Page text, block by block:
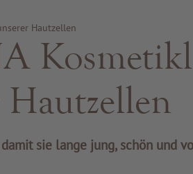
Hautzellen
sie lange jung, schön und